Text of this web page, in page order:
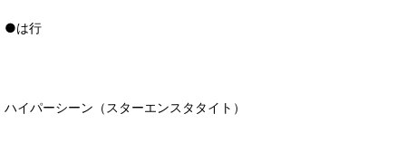
●は行
ハイパーシーン（スターエンスタタイト）